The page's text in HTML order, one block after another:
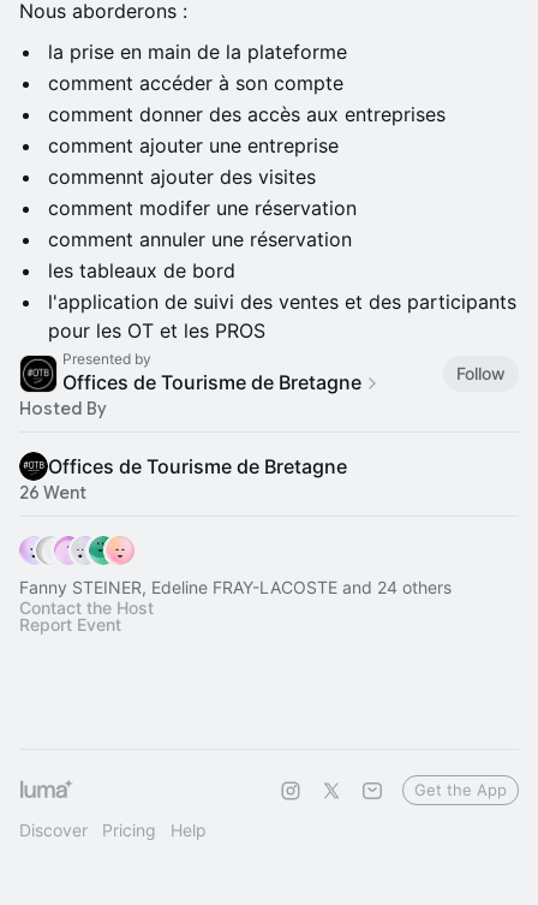
Nous aborderons :
la prise en main de la plateforme
comment accéder à son compte
comment donner des accès aux entreprises
comment ajouter une entreprise
commennt ajouter des visites
comment modifer une réservation
comment annuler une réservation
les tableaux de bord
l'application de suivi des ventes et des participants
pour les OT et les PROS
Presented by
Offices de Tourisme de Bretagne Follow
Hosted By
Offices de Tourisme de Bretagne
26 Went
Fanny STEINER, Edeline FRAY-LACOSTE and 24 others
Contact the Host
Report Event
Discover Pricing Help
Get the App